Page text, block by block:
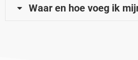
Waar en hoe voeg ik